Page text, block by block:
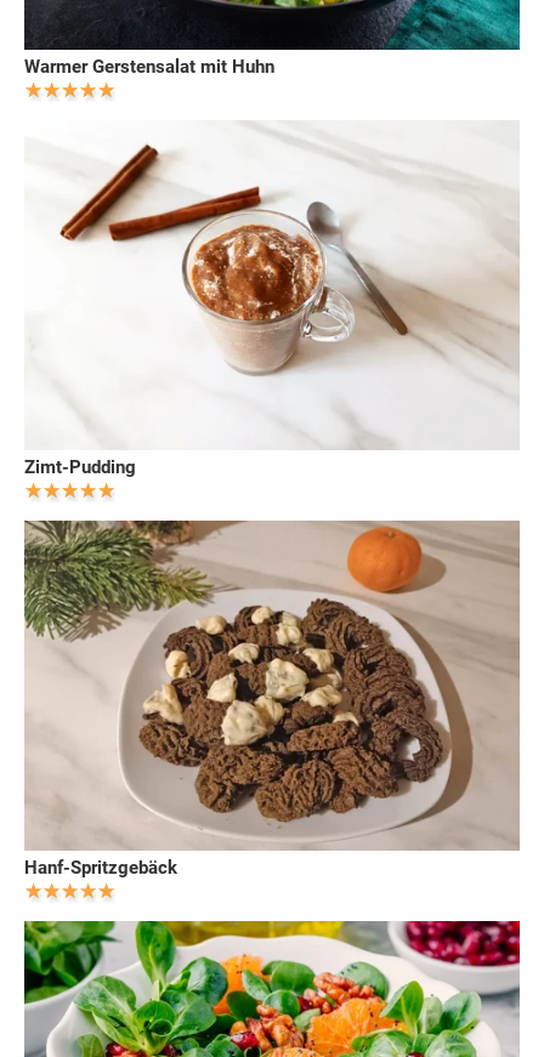
Warmer Gerstensalat mit Huhn
Zimt-Pudding
Hanf-Spritzgebäck